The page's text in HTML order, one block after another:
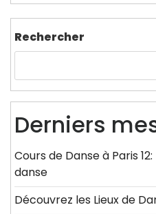
Rechercher
Derniers
Cours de Danse à Paris
danse
Découvrez les Lieux de